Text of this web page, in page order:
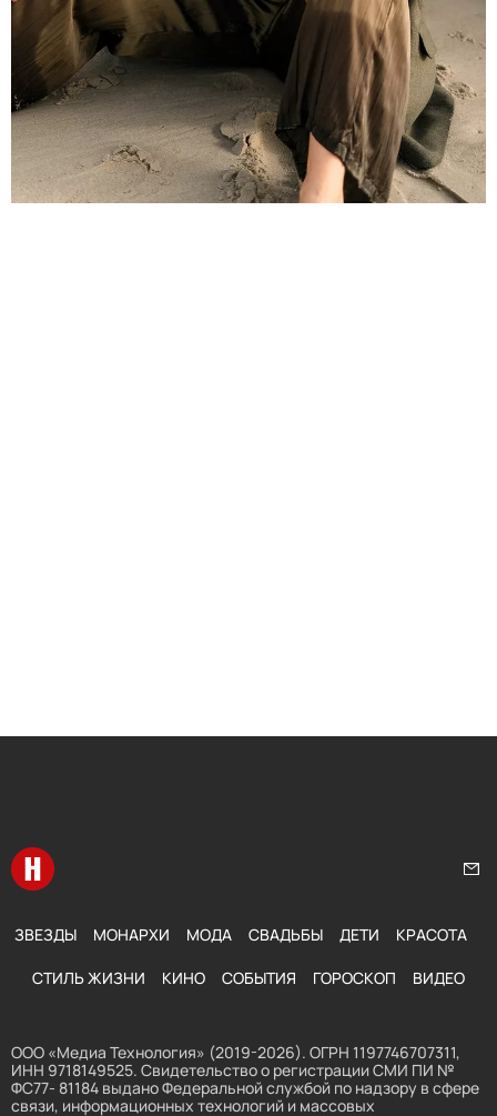
Перейти на главную
ЗВЕЗДЫ МОНАРХИ МОДА СВАДЬБЫ ДЕТИ КРАСОТА
СТИЛЬ ЖИЗНИ КИНО СОБЫТИЯ ГОРОСКОП ВИДЕО
ООО «Медиа Технология» (2019-2026). ОГРН 1197746707311,
ИНН 9718149525. Свидетельство о регистрации СМИ ПИ №
ФС77- 81184 выдано Федеральной службой по надзору в сфере
связи, информационных технологий и массовых